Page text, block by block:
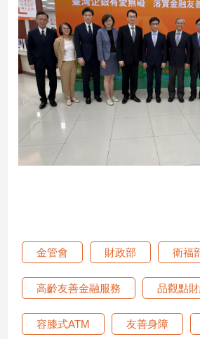
金管會 財政部 衛福
高齡友善金融服務 品觀點
容膝式ATM 友善身障